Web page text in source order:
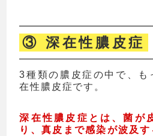
③ 深在性膿皮症
3種類の膿皮症の中で、も
在性膿皮症です。
深在性膿皮症とは、菌が
り、真皮まで感染が波及